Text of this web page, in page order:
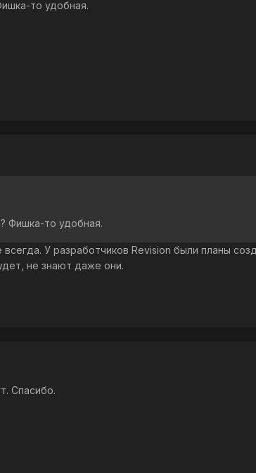
то удобная.
Фишка-то удобная.
У разработчиков Revision были планы
не знают даже они.
Спасибо.